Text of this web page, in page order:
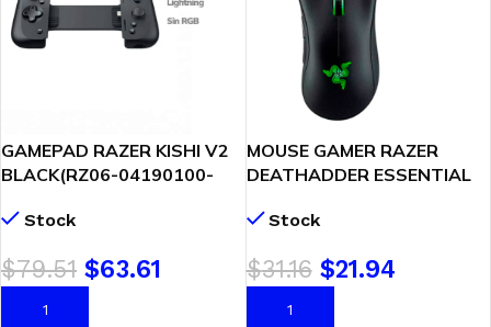
GAMEPAD RAZER KISHI V2
BLACK(RZ06-04190100-
Stock
$79.51 $63.61
AÑADIR AL CARRITO
MOUSE GAMER RAZER
DEATHADDER ESSENTIAL
6400 DPI | BLACK
Stock
$31.16 $21.94
AÑADIR AL CARRITO